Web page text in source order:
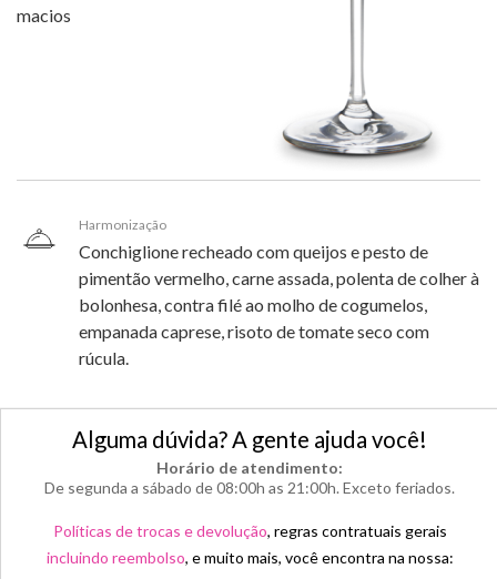
macios
Harmonização
Conchiglione recheado com queijos e pesto de
pimentão vermelho, carne assada, polenta de colher à
bolonhesa, contra filé ao molho de cogumelos,
empanada caprese, risoto de tomate seco com
rúcula.
Alguma dúvida? A gente ajuda você!
Horário de atendimento:
De segunda a sábado de 08:00h as 21:00h. Exceto feriados.
Políticas de trocas e devolução, regras contratuais gerais
incluindo reembolso, e muito mais, você encontra na nossa: